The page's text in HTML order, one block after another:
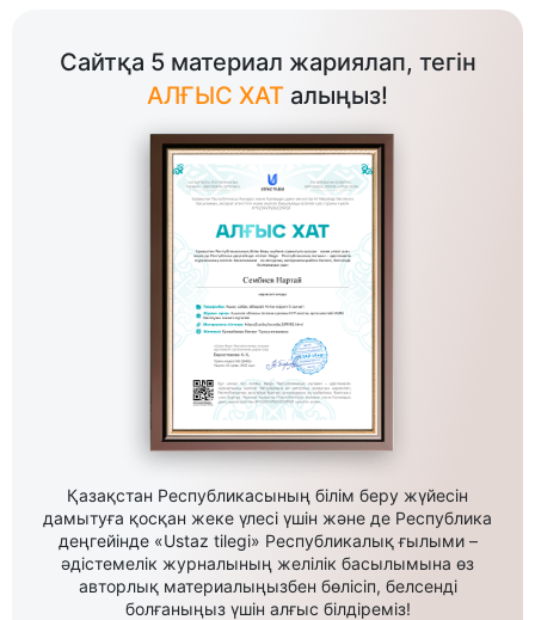
Сайтқа 5 материал жариялап, тегін
АЛҒЫС ХАТ алыңыз!
Қазақстан Республикасының білім беру жүйесін
дамытуға қосқан жеке үлесі үшін және де Республика
деңгейінде «Ustaz tilegi» Республикалық ғылыми –
әдістемелік журналының желілік басылымына өз
авторлық материалыңызбен бөлісіп, белсенді
болғаныңыз үшін алғыс білдіреміз!